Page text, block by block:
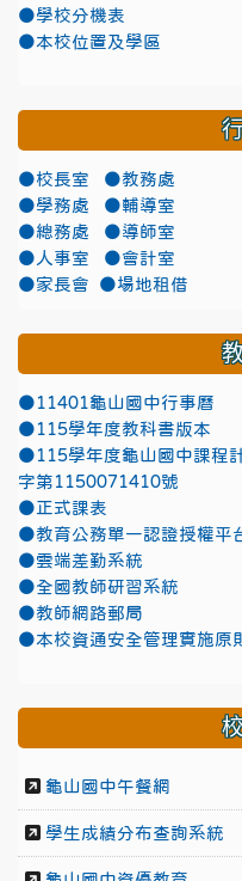
●學校分機表
●本校位置及學區
●校長室
●教務處
●學務處
●輔導室
●總務處
●導師室
●人事室
●會計室
●家長會
●場地租借
●11401龜山國中行事曆
●115學年度教科書版本
●115學年度龜山國中課程
字第1150071410號
●正式課表
●教育公務單一認證授權平
●雲端差勤系統
●全國教師研習系統
●教師網路郵局
●本校資通安全管理實施原
龜山國中午餐網
學生成績分布查詢系統